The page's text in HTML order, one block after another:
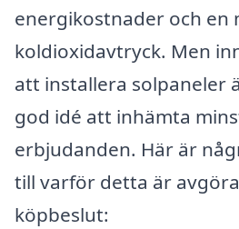
energikostnader och en
koldioxidavtryck. Men
att installera solpaneler
god idé att inhämta
erbjudanden. Här är
till varför detta är
köpbeslut: